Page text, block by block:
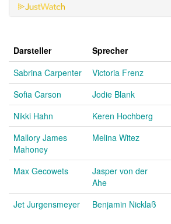
Darsteller Sprecher
Sabrina Carpenter
Victoria Frenz
Sofia Carson
Jodie Blank
Nikki Hahn
Keren Hochberg
Mallory James
Mahoney
Melina Witez
Max Gecowets
Jasper von der
Ahe
Jet Jurgensmeyer Benjamin Nicklaß